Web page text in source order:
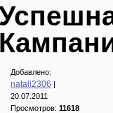
Добавлено:
natali2306 |
20.07.2011
Просмотров: 11618